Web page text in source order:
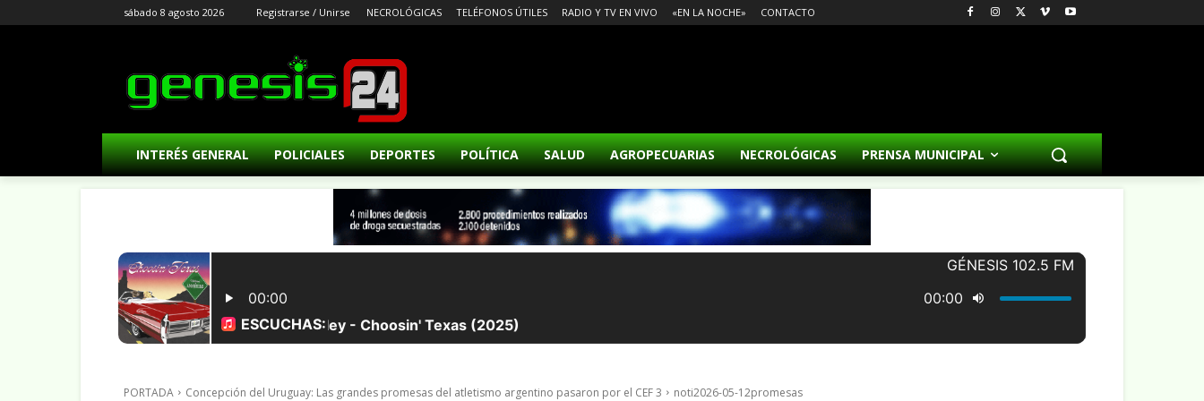
sábado 8 agosto 2026 Registrarse / Unirse NECROLÓGICAS TELÉFONOS ÚTILES RADIO Y TV EN VIVO «EN LA NOCHE» CONTACTO
INTERÉS GENERAL POLICIALES DEPORTES POLÍTICA SALUD AGROPECUARIAS NECROLÓGICAS PRENSA MUNICIPAL
PORTADA Concepción del Uruguay: Las grandes promesas del atletismo argentino pasaron por el CEF 3 noti2026-05-12promesas